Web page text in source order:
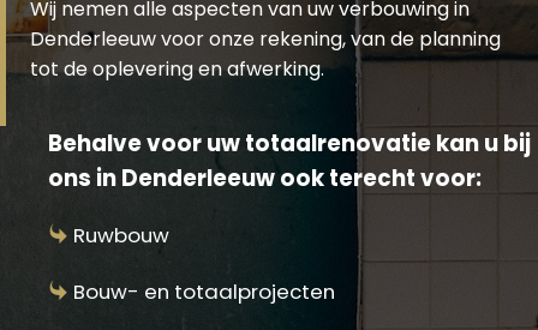
Wij nemen alle aspecten van uw verbouwing in
Denderleeuw voor onze rekening, van de planning
tot de oplevering en afwerking.
Behalve voor uw totaalrenovatie kan u bij
ons in Denderleeuw ook terecht voor:
Ruwbouw
Bouw- en totaalprojecten